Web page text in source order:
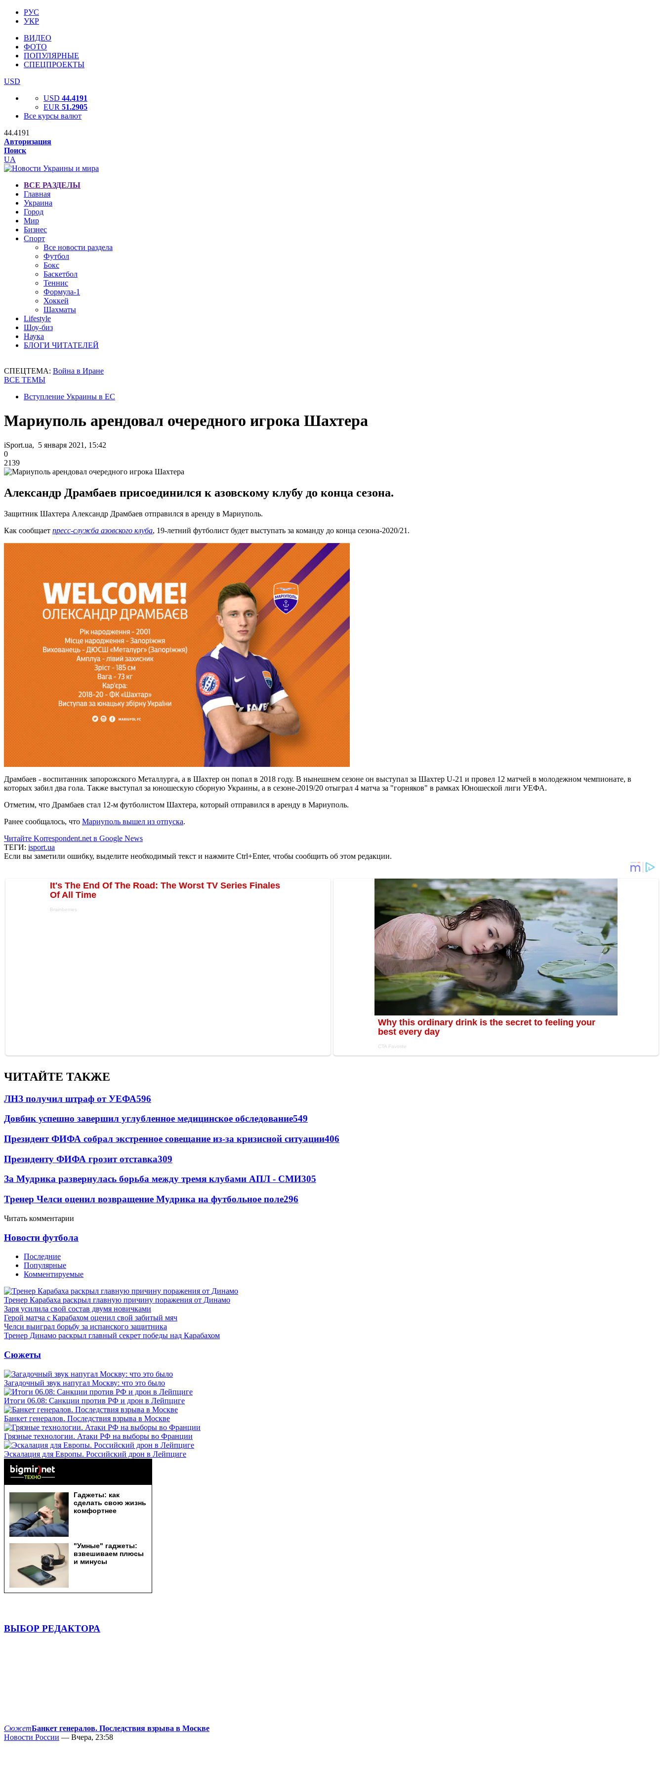
РУС
УКР
ВИДЕО
ФОТО
ПОПУЛЯРНЫЕ
СПЕЦПРОЕКТЫ
USD
USD 44.4191
EUR 51.2905
Все курсы валют
44.4191
Авторизация
Поиск
UA
ВСЕ РАЗДЕЛЫ
Главная
Украина
Город
Мир
Бизнес
Спорт
Все новости раздела
Футбол
Бокс
Баскетбол
Теннис
Формула-1
Хоккей
Шахматы
Lifestyle
Шоу-биз
Наука
БЛОГИ ЧИТАТЕЛЕЙ
СПЕЦТЕМА: Война в Иране
ВСЕ ТЕМЫ
Вступление Украины в ЕС
Мариуполь арендовал очередного игрока Шахтера
iSport.ua, 5 января 2021, 15:42
0
2139
Александр Драмбаев присоединился к азовскому клубу до конца сезона.
Защитник Шахтера Александр Драмбаев отправился в аренду в Мариуполь.
Как сообщает пресс-служба азовского клуба, 19-летний футболист будет выступать за команду до конца сезона-2020/21.
Драмбаев - воспитанник запорожского Металлурга, а в Шахтер он попал в 2018 году. В нынешнем сезоне он выступал за Шахтер U-21 и провел 12 матчей в молодежном чемпионате, в
которых забил два гола. Также выступал за юношескую сборную Украины, а в сезоне-2019/20 отыграл 4 матча за "горняков" в рамках Юношеской лиги УЕФА.
Отметим, что Драмбаев стал 12-м футболистом Шахтера, который отправился в аренду в Мариуполь.
Ранее сообщалось, что Мариуполь вышел из отпуска.
Читайте Korrespondent.net в Google News
ТЕГИ: isport.ua
Если вы заметили ошибку, выделите необходимый текст и нажмите Ctrl+Enter, чтобы сообщить об этом редакции.
ЧИТАЙТЕ ТАКЖЕ
ЛНЗ получил штраф от УЕФА596
Довбик успешно завершил углубленное медицинское обследование549
Президент ФИФА собрал экстренное совещание из-за кризисной ситуации406
Президенту ФИФА грозит отставка309
За Мудрика развернулась борьба между тремя клубами АПЛ - СМИ305
Тренер Челси оценил возвращение Мудрика на футбольное поле296
Читать комментарии
Новости футбола
Последние
Популярные
Комментируемые
Тренер Карабаха раскрыл главную причину поражения от Динамо
Заря усилила свой состав двумя новичками
Герой матча с Карабахом оценил свой забитый мяч
Челси выиграл борьбу за испанского защитника
Тренер Динамо раскрыл главный секрет победы над Карабахом
Сюжеты
Загадочный звук напугал Москву: что это было
Итоги 06.08: Санкции против РФ и дрон в Лейпциге
Банкет генералов. Последствия взрыва в Москве
Грязные технологии. Атаки РФ на выборы во Франции
Эскалация для Европы. Российский дрон в Лейпциге
ВЫБОР РЕДАКТОРА
СюжетБанкет генералов. Последствия взрыва в Москве
Новости России — Вчера, 23:58